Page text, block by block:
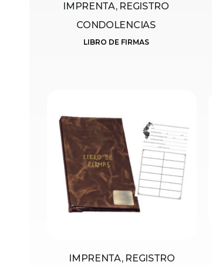
IMPRENTA, REGISTRO
CONDOLENCIAS
LIBRO DE FIRMAS
IMPRENTA, REGISTRO